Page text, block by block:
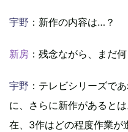
宇野 ：新作の内容は…？
新房 ：残念ながら、まだ
宇野 ：テレビシリーズで
に、さらに新作があると
在、3作はどの程度作業が